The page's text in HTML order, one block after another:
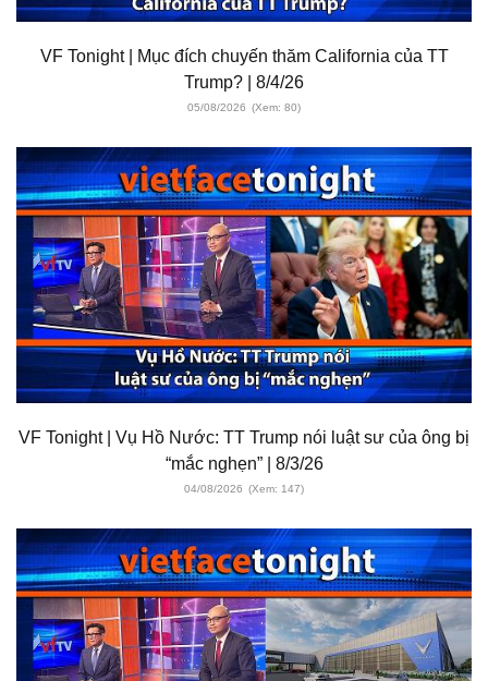
VF Tonight | Mục đích chuyến thăm California của TT
Trump? | 8/4/26
05/08/2026 (Xem: 80)
VF Tonight | Vụ Hồ Nước: TT Trump nói luật sư của ông bị
“mắc nghẹn” | 8/3/26
04/08/2026 (Xem: 147)